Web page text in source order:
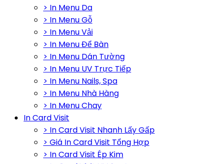
> In Menu Da
> In Menu Gỗ
> In Menu Vải
> In Menu Để Bàn
> In Menu Dán Tường
> In Menu UV Trực Tiếp
> In Menu Nails, Spa
> In Menu Nhà Hàng
> In Menu Chay
In Card Visit
> In Card Visit Nhanh Lấy Gấp
> Giá In Card Visit Tổng Hợp
> In Card Visit Ép Kim